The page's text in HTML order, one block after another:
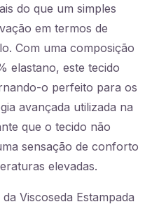
do que um simples
em termos de
Com uma composição
elastano, este tecido
o perfeito para os
avançada utilizada na
que o tecido não
sensação de conforto
elevadas.
Viscoseda Estampada